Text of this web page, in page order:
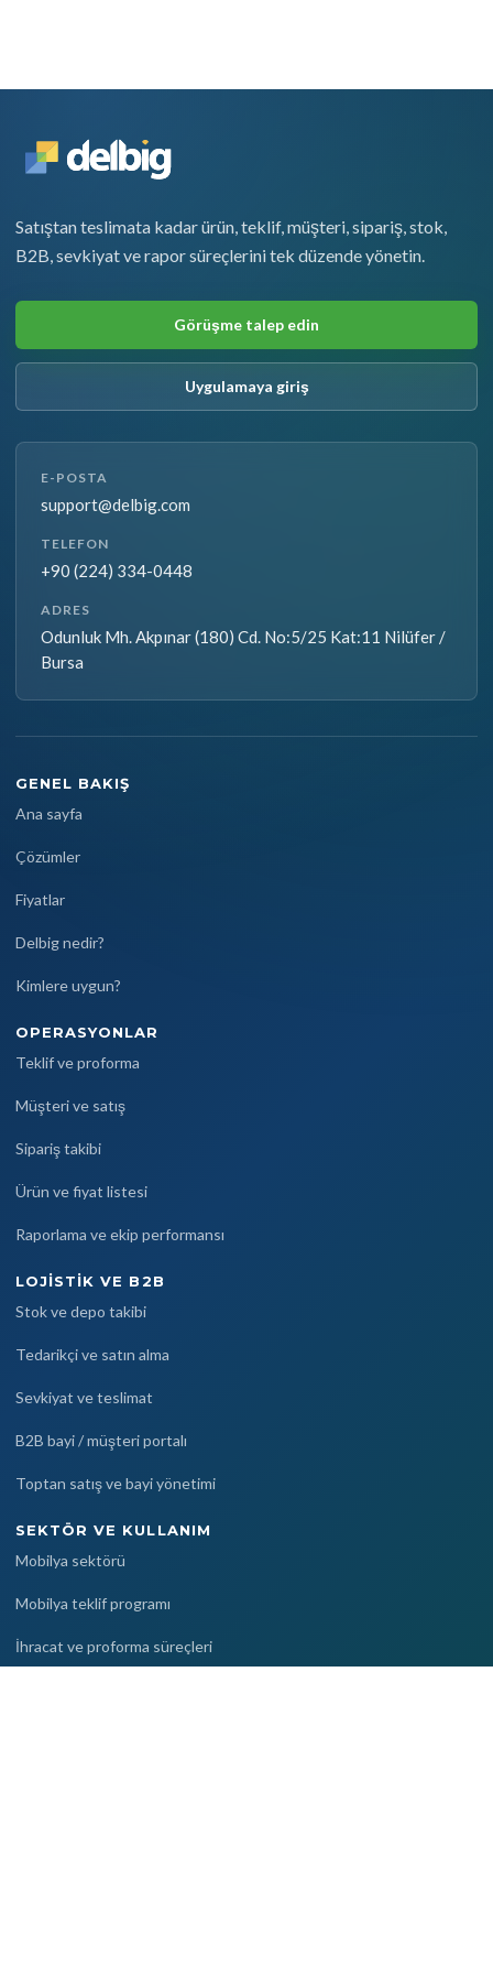
Satıştan teslimata kadar ürün, teklif, müşteri, sipariş, stok,
B2B, sevkiyat ve rapor süreçlerini tek düzende yönetin.
Görüşme talep edin
Uygulamaya giriş
E-POSTA
support@delbig.com
TELEFON
+90 (224) 334-0448
ADRES
Odunluk Mh. Akpınar (180) Cd. No:5/25 Kat:11 Nilüfer /
Bursa
GENEL BAKIŞ
Ana sayfa
Çözümler
Fiyatlar
Delbig nedir?
Kimlere uygun?
OPERASYONLAR
Teklif ve proforma
Müşteri ve satış
Sipariş takibi
Ürün ve fiyat listesi
Raporlama ve ekip performansı
LOJISTIK VE B2B
Stok ve depo takibi
Tedarikçi ve satın alma
Sevkiyat ve teslimat
B2B bayi / müşteri portalı
Toptan satış ve bayi yönetimi
SEKTÖR VE KULLANIM
Mobilya sektörü
Mobilya teklif programı
İhracat ve proforma süreçleri